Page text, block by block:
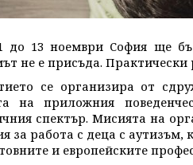
до 13 ноември София ще
не е присъда.
се организира от
на приложния
спектър. Мисията на
за работа с деца с
и европейските